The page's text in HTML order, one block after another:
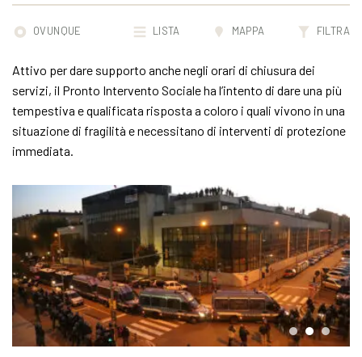
OVUNQUE LISTA MAPPA FILTRA
Attivo per dare supporto anche negli orari di chiusura dei
servizi, il Pronto Intervento Sociale ha l’intento di dare una più
tempestiva e qualificata risposta a coloro i quali vivono in una
situazione di fragilità e necessitano di interventi di protezione
immediata.